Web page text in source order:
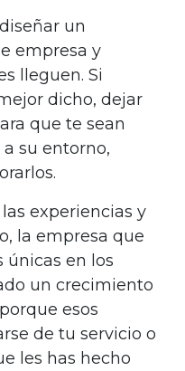
un
empresa y
lleguen. Si
dicho, dejar
que te sean
su entorno,
experiencias y
la empresa que
únicas en los
un crecimiento
esos
de tu servicio o
les has hecho